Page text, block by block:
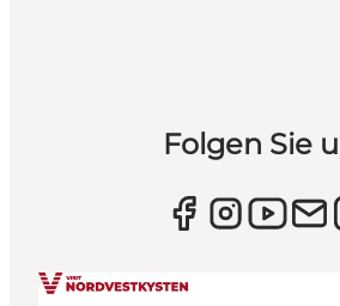
Folgen Sie